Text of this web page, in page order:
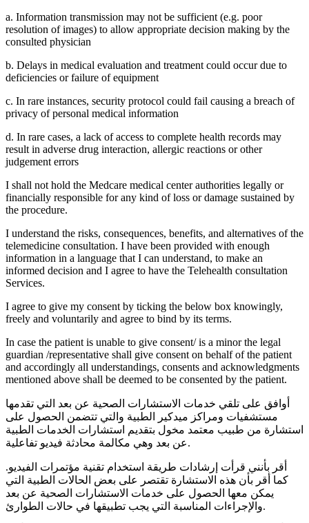
a. Information transmission may not be sufficient (e.g. poor
resolution of images) to allow appropriate decision making by the
consulted physician
b. Delays in medical evaluation and treatment could occur due to
deficiencies or failure of equipment
c. In rare instances, security protocol could fail causing a breach of
privacy of personal medical information
d. In rare cases, a lack of access to complete health records may
result in adverse drug interaction, allergic reactions or other
judgement errors
I shall not hold the Medcare medical center authorities legally or
financially responsible for any kind of loss or damage sustained by
the procedure.
I understand the risks, consequences, benefits, and alternatives of the
telemedicine consultation. I have been provided with enough
information in a language that I can understand, to make an
informed decision and I agree to have the Telehealth consultation
Services.
I agree to give my consent by ticking the below box knowingly,
freely and voluntarily and agree to bind by its terms.
In case the patient is unable to give consent/ is a minor the legal
guardian /representative shall give consent on behalf of the patient
and accordingly all understandings, consents and acknowledgments
mentioned above shall be deemed to be consented by the patient.
أوافق على تلقي خدمات الاستشارات الصحية عن بعد التي تقدمها
مستشفيات ومراكز ميدكير الطبية والتي تتضمن الحصول على
استشارة من طبيب معتمد مخول بتقديم استشارات الخدمات الطبية
عن بعد وهي مكالمة محادثة فيديو تفاعلية.
أقر بأنني قرأت إرشادات طريقة استخدام تقنية مؤتمرات الفيديو.
كما أقر بأن هذه الاستشارة تقتصر على بعض الحالات الطبية التي
يمكن معها الحصول على خدمات الاستشارات الصحية عن بعد
والإجراءات المناسبة التي يجب تطبيقها في حالات الطوارئ.